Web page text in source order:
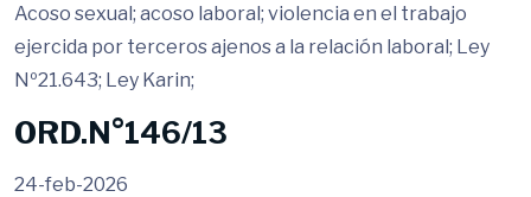
Acoso sexual; acoso laboral; violencia en el trabajo
ejercida por terceros ajenos a la relación laboral; Ley
Nº21.643; Ley Karin;
ORD.N°146/13
24-feb-2026